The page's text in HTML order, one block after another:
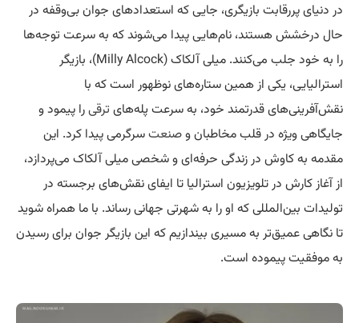
در دنیای پررقابت بازیگری، جایی که استعدادهای جوان بی‌وقفه در
حال درخشش هستند، نام‌هایی پیدا می‌شوند که به سرعت توجه‌ها
را به خود جلب می‌کنند. میلی آلکاک (Milly Alcock)، بازیگر
استرالیایی، یکی از همین ستاره‌های نوظهور است که با
نقش‌آفرینی‌های قدرتمند خود، به سرعت پله‌های ترقیرا پیمود و
جایگاهی ویژه در قلب مخاطبان وصنعتسرگرمی پیدا کرد. این
مقدمه به کاوش در زندگی حرفه‌ای و شخصی میلی آلکاک می‌پردازد،
از آغاز کارش در تلویزیون استرالیا تا ایفای نقش‌های برجسته در
تولیدات بین‌المللی که او را به شهرتی جهانی رساند. با ما همراه شوید
تا نگاهی عمیق‌تر به مسیری بیندازیم که این بازیگر جوان برای رسیدن
به موفقیت پیموده است.